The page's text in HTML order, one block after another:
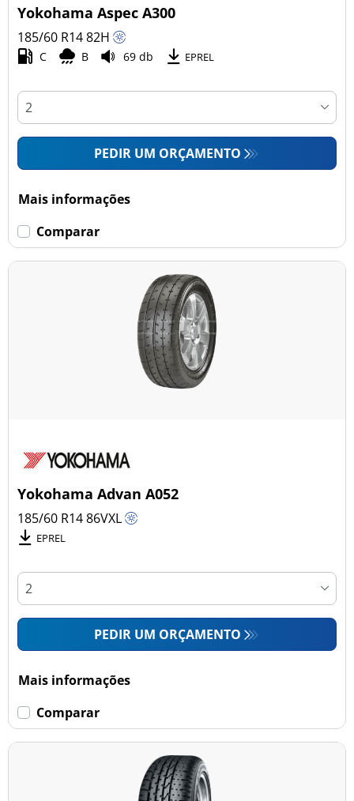
Yokohama Aspec A300
185/60 R1482H
C B 69 db EPREL
PEDIR UM ORÇAMENTO
Mais informações
Comparar
Yokohama Advan A052
185/60 R1486VXL
EPREL
PEDIR UM ORÇAMENTO
Mais informações
Comparar